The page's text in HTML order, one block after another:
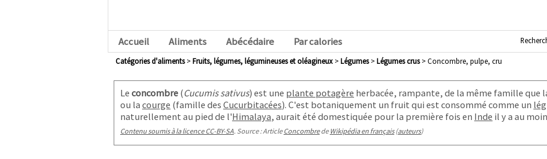
Accueil Aliments Abécédaire Par calories
Catégories d'aliments> fruits, légumes, légumineuses et oléagineux> légumes> légumes crus> Concombre, pulpe, cru
Leconcombre (Cucumis sativus) est une plante potagère herbacée, rampante, de la même famille que
ou lacourge (famille desCucurbitacées). C'est botaniquement un fruit qui est consommé comme un
naturellement au pied de l'Himalaya, aurait été domestiquée pour la première fois en Inde il y a au
Contenu soumis à la licence CC-BY-SA. Source : ArticleConcombrede Wikipédia en français(auteurs)